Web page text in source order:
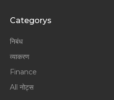
Categorys
निबंध
व्याकरण
Finance
All नोट्स